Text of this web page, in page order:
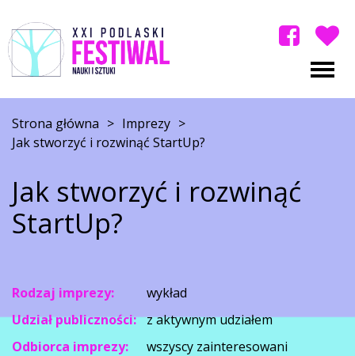
Strona główna > Imprezy >
Jak stworzyć i rozwinąć StartUp?
Jak stworzyć i rozwinąć
StartUp?
Rodzaj imprezy:
wykład
Udział publiczności: z aktywnym udziałem
Odbiorca imprezy:
wszyscy zainteresowani